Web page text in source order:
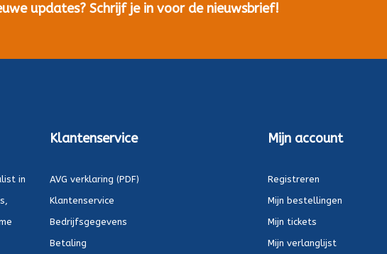
updates? Schrijf je in voor de nieuwsbrief!
in
Klantenservice
AVG verklaring (PDF)
Klantenservice
Bedrijfsgegevens
Betaling
Mijn account
Registreren
Mijn bestellingen
Mijn tickets
Mijn verlanglijst